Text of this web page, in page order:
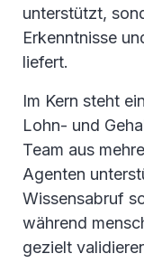
unterstützt,
Erkenntnisse
liefert.
Im Kern steht
Lohn- und
Team aus
Agenten
Wissensabruf
während
gezielt